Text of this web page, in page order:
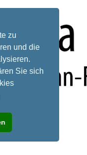
zu
und die
Sie sich